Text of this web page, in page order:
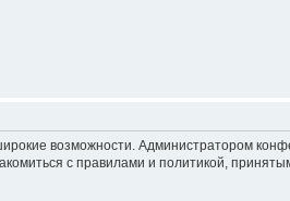
возможности. Администратором
с правилами и политикой,